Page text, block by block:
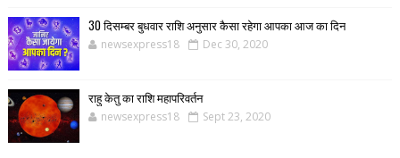
30 दिसम्बर बुधवार राशि अनुसार कैसा रहेगा आपका आज का दिन
newsexpress18 Dec 30, 2020
राहु केतु का राशि महापरिवर्तन
newsexpress18 Sept 23, 2020